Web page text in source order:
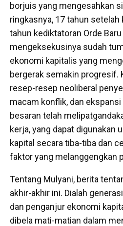
borjuis yang mengesahkan
ringkasnya, 17 tahun setelah
tahun kediktatoran Orde Baru
mengeksekusinya sudah
ekonomi kapitalis yang
bergerak semakin progresif.
resep-resep neoliberal
macam konflik, dan
besaran telah
kerja, yang dapat digunakan
kapital secara tiba-tiba dan
faktor yang melanggengkan
Tentang Mulyani, berita
akhir-akhir ini. Dialah
dan penganjur ekonomi
dibela mati-matian dalam